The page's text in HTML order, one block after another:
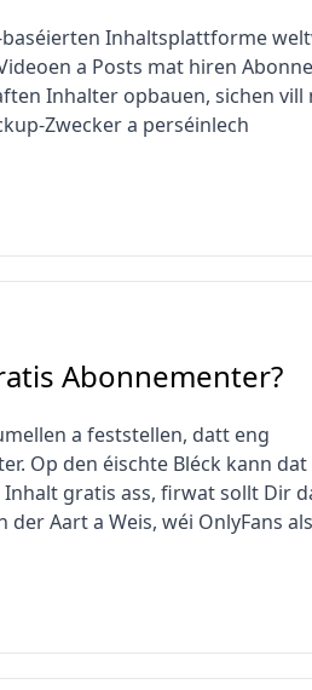
Inhaltsplattforme
a Posts mat hiren
Inhalter opbauen, sichen vill
Zwecker a perséinlech
Abonnementer?
a feststellen, datt eng
Op den éischte Bléck kann dat
gratis ass, firwat sollt Dir
Aart a Weis, wéi OnlyFans